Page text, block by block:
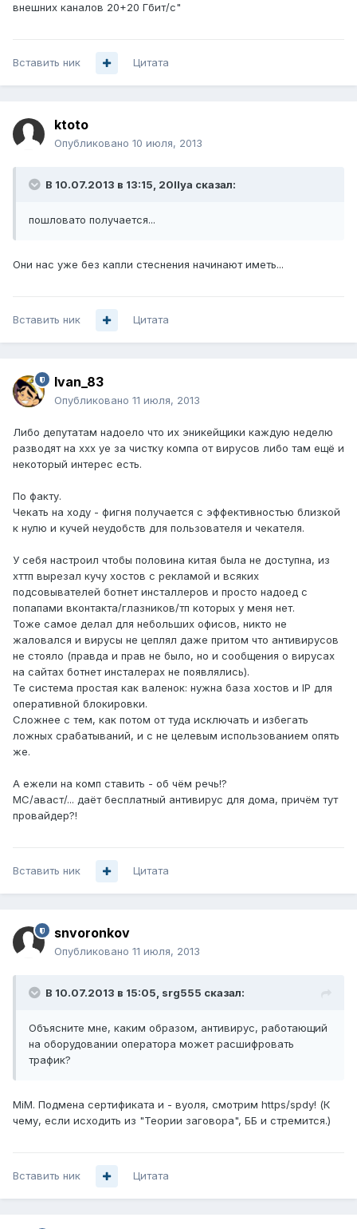
внешних каналов 20+20 Гбит/с"
Вставить ник Цитата
ktoto
Опубликовано 10 июля, 2013
В 10.07.2013 в 13:15, 20Ilya сказал:
пошловато получается...
Они нас уже без капли стеснения начинают иметь...
Вставить ник Цитата
Ivan_83
Опубликовано 11 июля, 2013
Либо депутатам надоело что их эникейщики каждую неделю
разводят на ххх уе за чистку компа от вирусов либо там ещё и
некоторый интерес есть.
По факту.
Чекать на ходу - фигня получается с эффективностью близкой
к нулю и кучей неудобств для пользователя и чекателя.
У себя настроил чтобы половина китая была не доступна, из
хттп вырезал кучу хостов с рекламой и всяких
подсовывателей ботнет инсталлеров и просто надоед с
попапами вконтакта/глазников/тп которых у меня нет.
Тоже самое делал для небольших офисов, никто не
жаловался и вирусы не цеплял даже притом что антивирусов
не стояло (правда и прав не было, но и сообщения о вирусах
на сайтах ботнет инсталерах не появлялись).
Те система простая как валенок: нужна база хостов и IP для
оперативной блокировки.
Сложнее с тем, как потом от туда исключать и избегать
ложных срабатываний, и с не целевым использованием опять
же.
А ежели на комп ставить - об чём речь!?
МС/аваст/... даёт бесплатный антивирус для дома, причём тут
провайдер?!
Вставить ник Цитата
snvoronkov
Опубликовано 11 июля, 2013
В 10.07.2013 в 15:05, srg555 сказал:
Объясните мне, каким образом, антивирус, работающий
на оборудовании оператора может расшифровать
трафик?
MiM. Подмена сертификата и - вуоля, смотрим https/spdy! (К
чему, если исходить из "Теории заговора", ББ и стремится.)
Вставить ник Цитата